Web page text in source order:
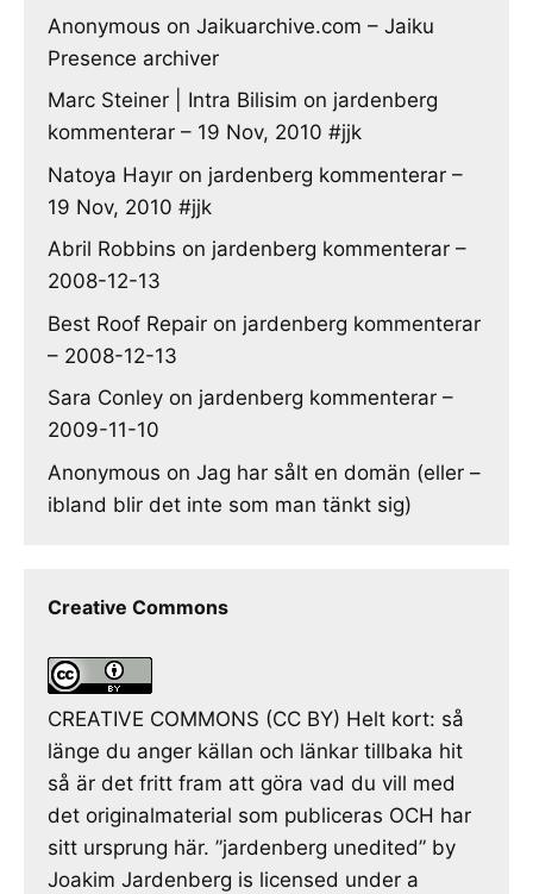
Anonymous on Jaikuarchive.com – Jaiku
Presence archiver
Marc Steiner | Intra Bilisim on jardenberg
kommenterar – 19 Nov, 2010 #jjk
Natoya Hayır on jardenberg kommenterar –
19 Nov, 2010 #jjk
Abril Robbins on jardenberg kommenterar –
2008-12-13
Best Roof Repair on jardenberg kommenterar
– 2008-12-13
Sara Conley on jardenberg kommenterar –
2009-11-10
Anonymous on Jag har sålt en domän (eller –
ibland blir det inte som man tänkt sig)
Creative Commons
CREATIVE COMMONS (CC BY) Helt kort: så
länge du anger källan och länkar tillbaka hit
så är det fritt fram att göra vad du vill med
det originalmaterial som publiceras OCH har
sitt ursprung här. ”jardenberg unedited” by
Joakim Jardenberg is licensed under a